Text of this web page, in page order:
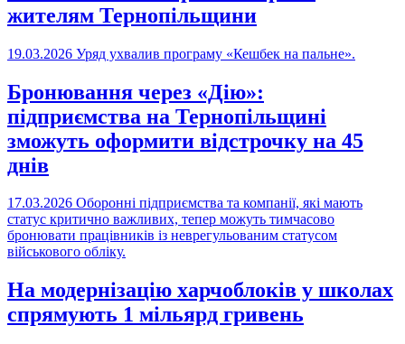
жителям Тернопільщини
19.03.2026 Уряд ухвалив програму «Кешбек на пальне».
Бронювання через «Дію»:
підприємства на Тернопільщині
зможуть оформити відстрочку на 45
днів
17.03.2026 Оборонні підприємства та компанії, які мають
статус критично важливих, тепер можуть тимчасово
бронювати працівників із неврегульованим статусом
військового обліку.
На модернізацію харчоблоків у школах
спрямують 1 мільярд гривень